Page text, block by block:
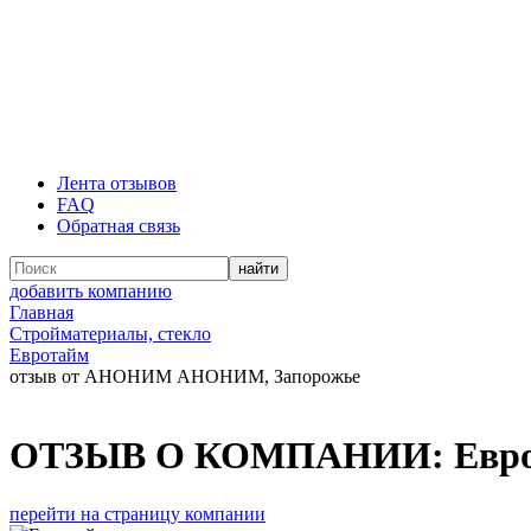
Лента отзывов
FAQ
Обратная связь
добавить компанию
Главная
Стройматериалы, стекло
Евротайм
отзыв от АНОНИМ АНОНИМ, Запорожье
ОТЗЫВ О КОМПАНИИ:
перейти на страницу компании